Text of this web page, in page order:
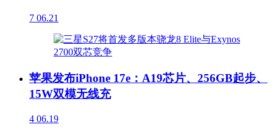
7 06.21
苹果发布iPhone 17e：A19芯片、256GB起步、
15W双模无线充
4 06.19